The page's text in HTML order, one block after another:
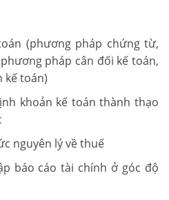
(phương pháp chứng từ,
pháp cân đối kế toán,
kế toán)
khoản kế toán thành thạo
nguyên lý về thuế
báo cáo tài chính ở góc độ